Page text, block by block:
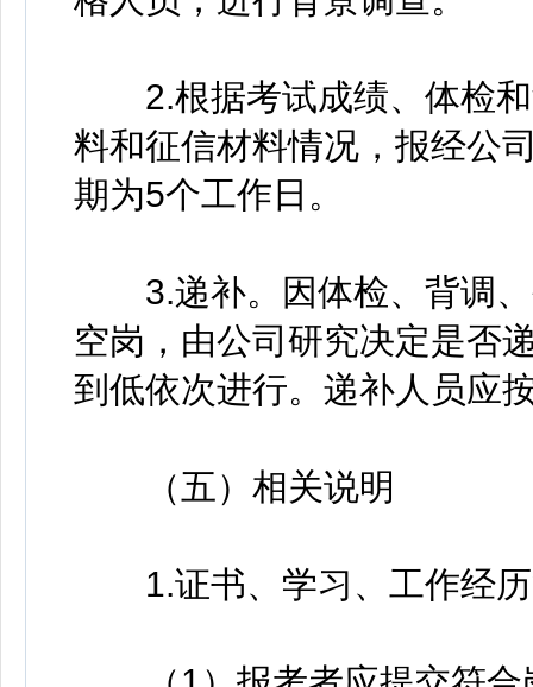
2.根据考试成绩、体检和
料和征信材料情况，报经公
期为5个工作日。
3.递补。因体检、背调、
空岗，由公司研究决定是否
到低依次进行。递补人员应
（五）相关说明
1.证书、学习、工作经历